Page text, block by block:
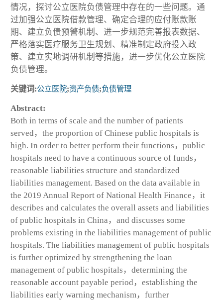
情况，探讨公立医院负债管理中存在的一些问题。通
过加强公立医院借款管理、确定合理的应付账款账
期、建立负债预警机制、进一步规范完善报表数据、
严格落实医疗服务卫生规划、精准制定政府投入政
策、建立实地调研机制等措施，进一步优化公立医院
负债管理。
关键词:公立医院;资产负债;负债管理
Abstract:
Both in terms of scale and the number of patients
served，the proportion of Chinese public hospitals is
high. In order to better perform their functions，public
hospitals need to have a continuous source of funds，
reasonable liabilities structure and standardized
liabilities management. Based on the data available in
the 2019 Annual Report of National Health Finance，it
describes and calculates the overall assets and liabilities
of public hospitals in China，and discusses some
problems existing in the liabilities management of public
hospitals. The liabilities management of public hospitals
is further optimized by strengthening the loan
management of public hospitals，determining the
reasonable account payable period，establishing the
liabilities early warning mechanism，further